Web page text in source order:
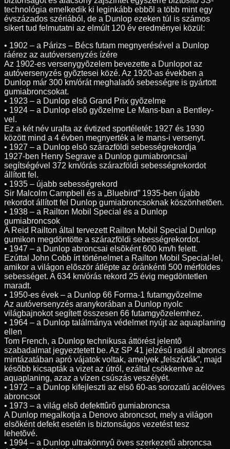
technológia emelkedik ki leginkább ebbõl a több mint egy
évszázados szériából, de a Dunlop ezeken túl is számos
sikert tud felmutatni az elmúlt 120 év eredményei közül:
• 1902 – a Párizs – Bécs futam megnyerésével a Dunlop
ráérez az autóversenyzés ízére
Az 1902-es versenygyõzelem bevezette a Dunlopot az
autóversenyzés gyõztesei közé. Az 1920-as években a
Dunlop már 300 km/órát meghaladó sebességre is gyártott
gumiabroncsokat.
• 1923 – a Dunlop elsõ Grand Prix gyõzelme
• 1924 – a Dunlop elsõ gyõzelme Le Mans-ban a Bentley-
vel.
Ez a két név uralta az évtized sportéletét: 1927 és 1930
között mind a 4 évben megnyerték a le mans-i versenyt.
• 1927 – a Dunlop elsõ szárazföldi sebességrekordja
1927-ben Henry Segrave a Dunlop gumiabroncsai
segítségével 372 km/órás szárazföldi sebességrekordot
állított fel.
• 1935 – újabb sebességrekord
Sir Malcolm Campbell és a „Bluebird” 1935-ben újabb
rekordot állított fel Dunlop gumiabroncsoknak köszönhetõen.
• 1938 – a Railton Mobil Special és a Dunlop
gumiabroncsok
A Reid Railton által tervezett Railton Mobil Special Dunlop
gumikon megdöntötte a szárazföldi sebességrekordot.
• 1947 – a Dunlop abroncsai elsõként 600 km/h felett.
Ezúttal John Cobb írt történelmet a Railton Mobil Special-lel,
amikor a világon elõször átlépte az óránkénti 500 mérföldes
sebességet. A 634 km/órás rekord 25 évig megdöntetlen
maradt.
• 1950-es évek – a Dunlop 66 Forma-1 futamgyõzelme
Az autóversenyzés aranykorában a Dunlop nyolc
világbajnokot segített összesen 66 futamgyõzelemhez.
• 1964 – a Dunlop találmánya védelmet nyújt az aquaplaning
ellen
Tom French, a Dunlop technikusa áttörést jelentõ
szabadalmat jegyeztetett be. Az SP 41 jelzésû radiál abroncs
mintázatában apró vájatok voltak, amelyek „felszívták”, majd
késõbb kicsapták a vizet az útról, ezáltal csökkentve az
aquaplaning, azaz a vízen csúszás veszélyét.
• 1972 – a Dunlop kifejleszti az elsõ 60-as sorozatú acélöves
abroncsot
• 1973 – a világ elsõ defekttûrõ gumiabroncsa
A Dunlop megalkotja a Denovo abroncsot, mely a világon
elsõként defekt esetén is biztonságos vezetést tesz
lehetõvé.
• 1994 – a Dunlop ultrakönnyû öves szerkezetû abroncsa